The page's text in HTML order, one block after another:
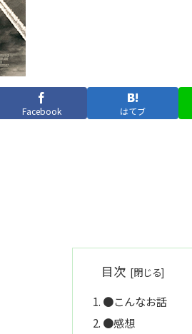
Facebook はてブ
目次
●こんなお話
●感想